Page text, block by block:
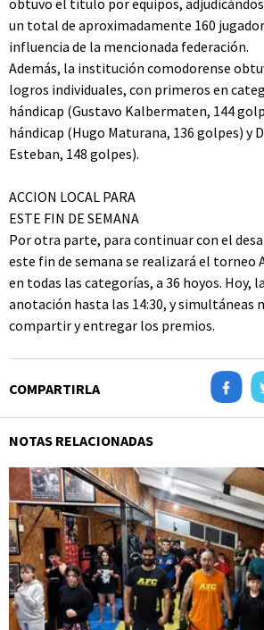
obtuvo el título por equipos,
un total de aproximadamente 160
influencia de la mencionada federación.
Además, la institución comodorense
logros individuales, con primeros en
hándicap (Gustavo Kalbermaten, 144
hándicap (Hugo Maturana, 136 golpes) y
Esteban, 148 golpes).
ACCION LOCAL PARA
ESTE FIN DE SEMANA
Por otra parte, para continuar con el
este fin de semana se realizará el torneo
en todas las categorías, a 36 hoyos. Hoy,
anotación hasta las 14:30, y simultáneas
compartir y entregar los premios.
COMPARTIRLA
NOTAS RELACIONADAS